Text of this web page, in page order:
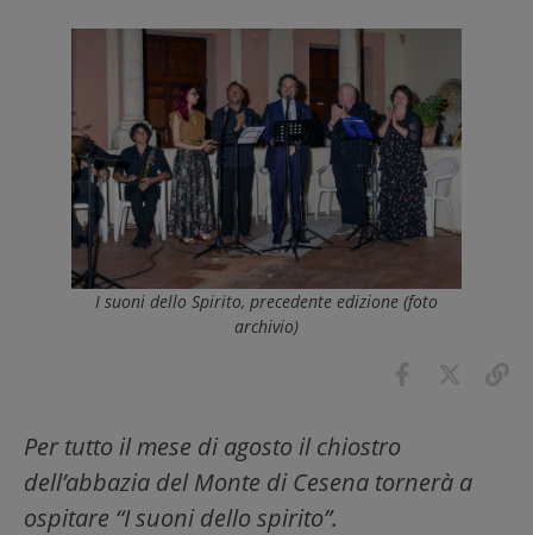
I suoni dello Spirito, precedente edizione (foto
archivio)
Per tutto il mese di agosto il chiostro
dell’abbazia del Monte di Cesena tornerà a
ospitare “I suoni dello spirito”.